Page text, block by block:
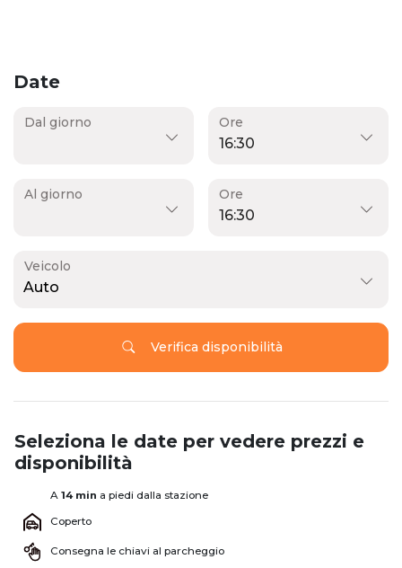
Date
Dal giorno Ore
Al giorno Ore
Veicolo
Auto
Verifica disponibilità
Seleziona le date per vedere prezzi e
disponibilità
A 14 min a piedi dalla stazione
Coperto
Consegna le chiavi al parcheggio